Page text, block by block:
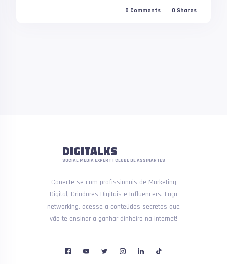
0 Comments 0 Shares
DIGITALKS
SOCIAL MEDIA EXPERT | CLUBE DE ASSINANTES
Conecte-se com profissionais de Marketing
Digital, Criadores Digitais e Influencers. Faça
networking, acesse a conteúdos secretos que
vão te ensinar a ganhar dinheiro na internet!